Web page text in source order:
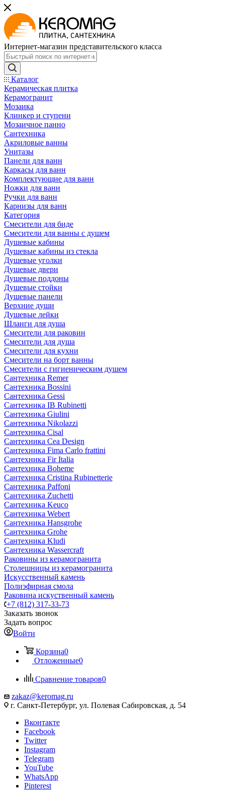
Интернет-магазин представительского класса
Каталог
Керамическая плитка
Керамогранит
Мозаика
Клинкер и ступени
Мозаичное панно
Сантехника
Акриловые ванны
Унитазы
Панели для ванн
Каркасы для ванн
Комплектующие для ванн
Ножки для ванн
Ручки для ванн
Карнизы для ванн
Категория
Смесители для биде
Смесители для ванны с душем
Душевые кабины
Душевые кабины из стекла
Душевые уголки
Душевые двери
Душевые поддоны
Душевые стойки
Душевые панели
Верхние души
Душевые лейки
Шланги для душа
Смесители для раковин
Смесители для душа
Смесители для кухни
Смесители на борт ванны
Смесители с гигиеническим душем
Сантехника Remer
Сантехника Bossini
Сантехника Gessi
Сантехника IB Rubinetti
Сантехника Giulini
Сантехника Nikolazzi
Сантехника Cisal
Сантехника Cea Design
Сантехника Fima Carlo frattini
Сантехника Fir Italia
Сантехника Boheme
Сантехника Cristina Rubinetterie
Сантехника Paffoni
Сантехника Zuchetti
Сантехника Keuco
Сантехника Webert
Сантехника Hansgrohe
Сантехника Grohe
Сантехника Kludi
Сантехника Wassercraft
Раковины из керамогранита
Столешницы из керамогранита
Искусственный камень
Полиэфирная смола
Раковина искуственный камень
+7 (812) 317-33-73
Заказать звонок
Задать вопрос
Войти
Корзина0
Отложенные0
Сравнение товаров0
zakaz@keromag.ru
г. Санкт-Петербург, ул. Полевая Сабировская, д. 54
Вконтакте
Facebook
Twitter
Instagram
Telegram
YouTube
WhatsApp
Pinterest